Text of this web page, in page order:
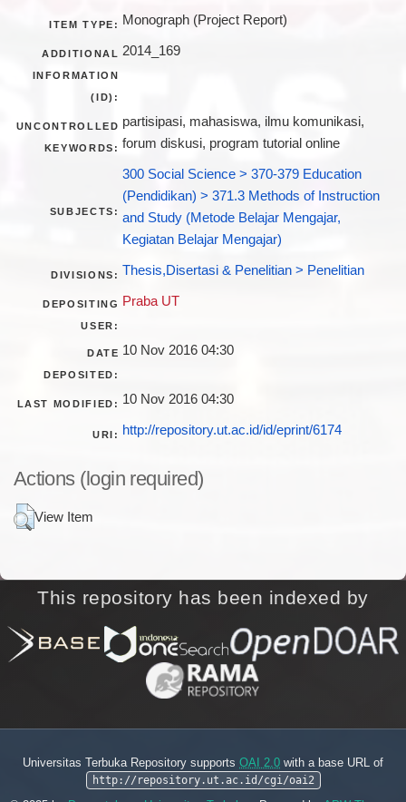
ITEM TYPE: Monograph (Project Report)
ADDITIONAL
INFORMATION
(ID):
2014_169
UNCONTROLLED
KEYWORDS:
partisipasi, mahasiswa, ilmu komunikasi,
forum diskusi, program tutorial online
SUBJECTS:
300 Social Science > 370-379 Education
(Pendidikan) > 371.3 Methods of Instruction
and Study (Metode Belajar Mengajar,
Kegiatan Belajar Mengajar)
DIVISIONS: Thesis,Disertasi & Penelitian > Penelitian
DEPOSITING
USER:
Praba UT
DATE
DEPOSITED:
10 Nov 2016 04:30
LAST MODIFIED: 10 Nov 2016 04:30
URI: http://repository.ut.ac.id/id/eprint/6174
Actions (login required)
View Item
This repository has been indexed by
Universitas Terbuka Repository supports OAI 2.0 with a base URL of
http://repository.ut.ac.id/cgi/oai2